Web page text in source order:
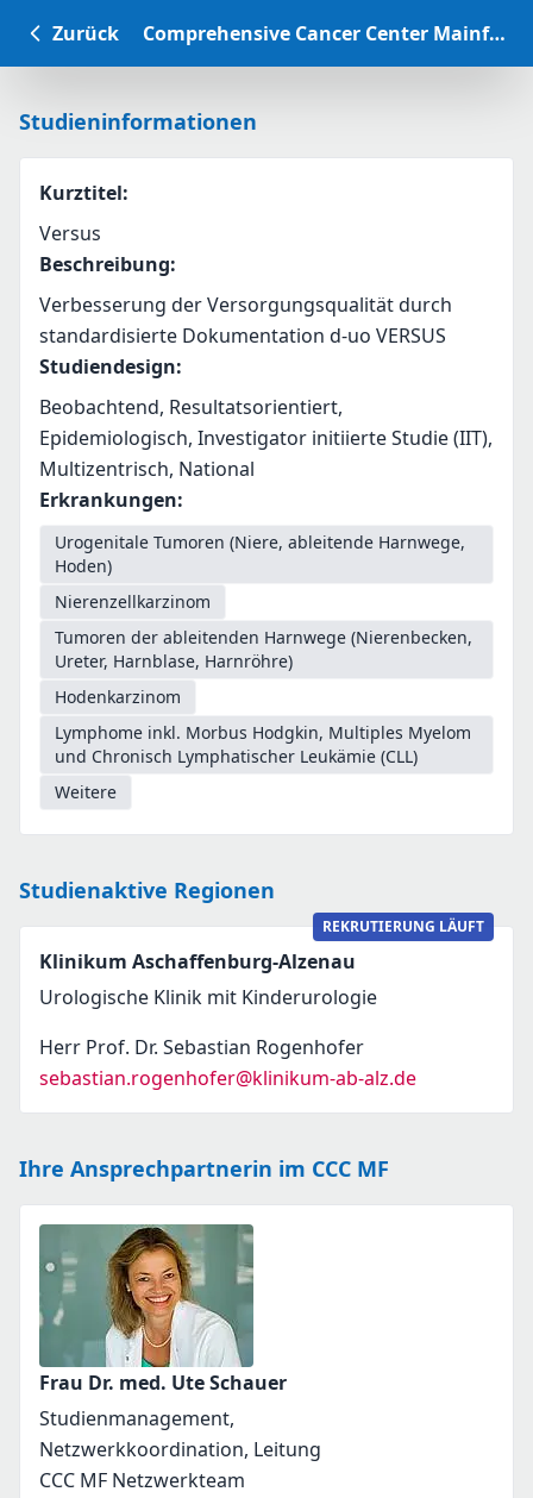
Zurück Comprehensive Cancer Center Mainfranken Studiendatenbank
Studieninformationen
Kurztitel:
Versus
Beschreibung:
Verbesserung der Versorgungsqualität durch
standardisierte Dokumentation d-uo VERSUS
Studiendesign:
Beobachtend, Resultatsorientiert,
Epidemiologisch, Investigator initiierte Studie (IIT),
Multizentrisch, National
Erkrankungen:
Urogenitale Tumoren (Niere, ableitende Harnwege,
Hoden)
Nierenzellkarzinom
Tumoren der ableitenden Harnwege (Nierenbecken,
Ureter, Harnblase, Harnröhre)
Hodenkarzinom
Lymphome inkl. Morbus Hodgkin, Multiples Myelom
und Chronisch Lymphatischer Leukämie (CLL)
Weitere
Studienaktive Regionen
REKRUTIERUNG LÄUFT
Klinikum Aschaffenburg-Alzenau
Urologische Klinik mit Kinderurologie
Herr Prof. Dr. Sebastian Rogenhofer
sebastian.rogenhofer@klinikum-ab-alz.de
Ihre Ansprechpartnerin im CCC MF
Frau Dr. med. Ute Schauer
Studienmanagement,
Netzwerkkoordination, Leitung
CCC MF Netzwerkteam